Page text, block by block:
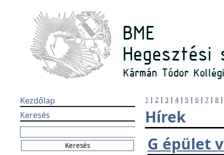
Kezdőlap
Keresés
1 | 2 | 3 | 4| 5 | 6 | 7 | 8
Hírek
G épület